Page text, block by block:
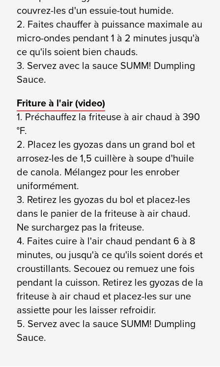
couvrez-les d'un essuie-tout humide.
2. Faites chauffer à puissance maximale au
micro-ondes pendant 1 à 2 minutes jusqu'à
ce qu'ils soient bien chauds.
3. Servez avec la sauce SUMM! Dumpling
Sauce.
Friture à l'air (video)
1. Préchauffez la friteuse à air chaud à 390
°F.
2. Placez les gyozas dans un grand bol et
arrosez-les de 1,5 cuillère à soupe d'huile
de canola. Mélangez pour les enrober
uniformément.
3. Retirez les gyozas du bol et placez-les
dans le panier de la friteuse à air chaud.
Ne surchargez pas la friteuse.
4. Faites cuire à l'air chaud pendant 6 à 8
minutes, ou jusqu'à ce qu'ils soient dorés et
croustillants. Secouez ou remuez une fois
pendant la cuisson. Retirez les gyozas de la
friteuse à air chaud et placez-les sur une
assiette pour les laisser refroidir.
5. Servez avec la sauce SUMM! Dumpling
Sauce.